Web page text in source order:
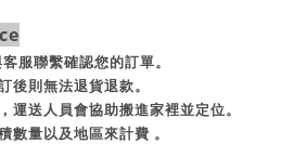
服聯繫確認您的訂單。
後則無法退貨退款。
運送人員會協助搬進家裡並定位。
數量以及地區來計費 。